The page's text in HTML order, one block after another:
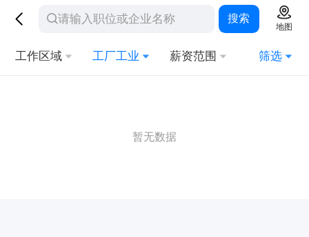
搜索
地图
工作区域 工厂工业 薪资范围 筛选
暂无数据